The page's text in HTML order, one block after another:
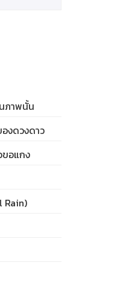
ภาพนั้น
งดวงดาว
ขอแกง
Rain)